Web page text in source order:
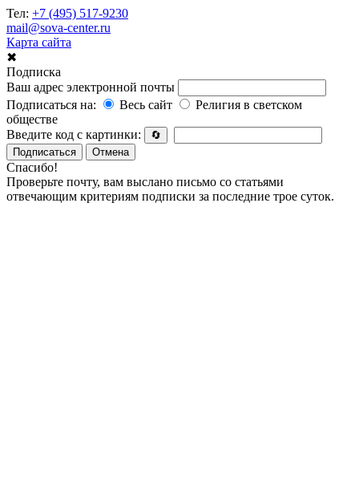
Тел: +7 (495) 517-9230
mail@sova-center.ru
Карта сайта
✖
Подписка
Ваш адрес электронной почты
Подписаться на:
Весь сайт
Религия в светском
обществе
Введите код с картинки:
🔄
Подписаться
Отмена
Спасибо!
Проверьте почту, вам выслано письмо со статьями
отвечающим критериям подписки за последние трое суток.